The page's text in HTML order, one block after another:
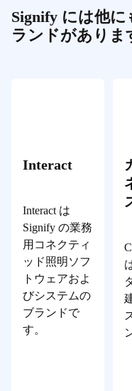
Signify には他
ランドがありま
Interact
Interact は
Signify の業務
用コネクティ
ッド照明ソフ
トウェアおよ
びシステムの
ブランドで
す。